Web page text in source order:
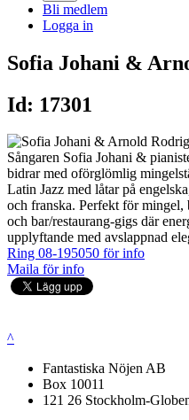
Bli medlem
Logga in
Sofia Johani &
Id: 17301
Sångaren Sofia Johani &
bidrar med oförglömlig
Latin Jazz med låtar på
och franska. Perfekt för mingel,
och bar/restaurang-gigs där
upplyftande med avslappnad
Ring 08-195050 för info
Maila för info
^
Fantastiska Nöjen AB
Box 10011
121 26 Stockholm-